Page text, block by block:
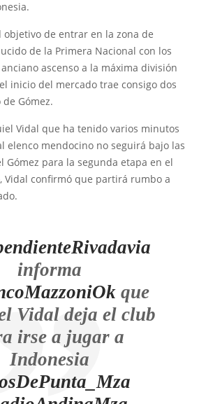
objetivo de entrar en la zona de
de la Primera Nacional con los
ascenso a la máxima división
inicio del mercado trae consigo dos
Gómez.
Vidal que ha tenido varios minutos
elenco mendocino no seguirá bajo las
Gómez para la segunda etapa en el
Vidal confirmó que partirá rumbo a
informa
que
Vidal deja el club
irse a jugar a
Indonesia